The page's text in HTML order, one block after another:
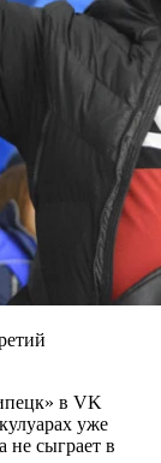
в VK
уже
не сыграет в